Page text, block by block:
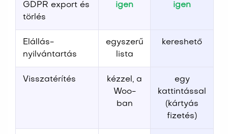
GDPR export és
törlés
igen igen
Elállás-
nyilvántartás
egyszerű
lista
kereshető
Visszatérítés
kézzel, a
Woo-
ban
egy
kattintással
(kártyás
fizetés)